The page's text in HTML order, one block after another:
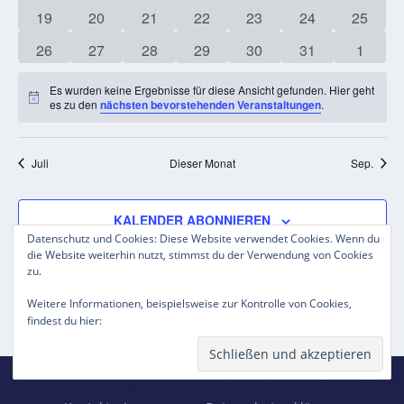
VeranstaltungenVeranstaltungenVeranstaltungenVeranstaltungenVeranstaltungenVeranstaltungen
0
Veranstaltungen
19
0
Veranstaltungen
20
0
Veranstaltungen
21
0
Veranstaltungen
22
0
Veranstaltungen
23
0
Veranstaltungen
24
0
25
0
26
0
27
0
28
0
29
0
30
0
31
0
1
Hinweis
Es wurden keine Ergebnisse für diese Ansicht gefunden. Hier geht
es zu dennächsten bevorstehenden Veranstaltungen.
Juli Dieser Monat Sep.
KALENDER ABONNIEREN
Datenschutz und Cookies: Diese Website verwendet Cookies. Wenn du
die Website weiterhin nutzt, stimmst du der Verwendung von Cookies
zu.
Weitere Informationen, beispielsweise zur Kontrolle von Cookies,
findest du hier:
Entworfen vonElegant Themes| Unterstützt vonWordPress